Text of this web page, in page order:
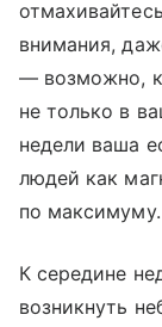
внимания,
— возможно,
не только в
недели ваша
людей как
по максимуму.
К середине
возникнуть